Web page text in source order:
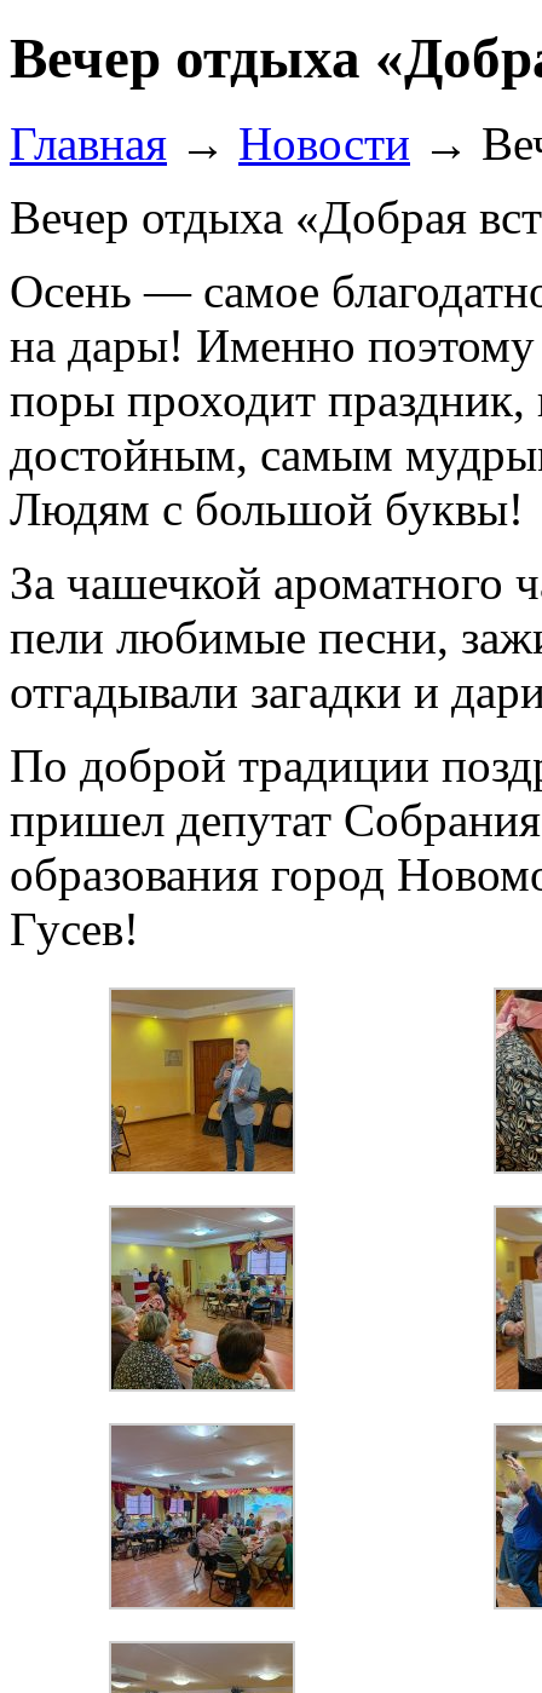
Вечер отдыха
Главная → Новости →
Вечер отдыха «Добрая
Осень — самое
на дары! Именно поэтому
поры проходит
достойным, самым
Людям с большой буквы!
За чашечкой ароматного
пели любимые песни,
отгадывали загадки и
По доброй традиции
пришел депутат
образования город
Гусев!